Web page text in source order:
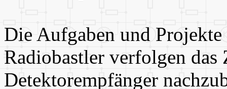
Die Aufgaben und
Radiobastler verfolgen das
Detektorempfänger